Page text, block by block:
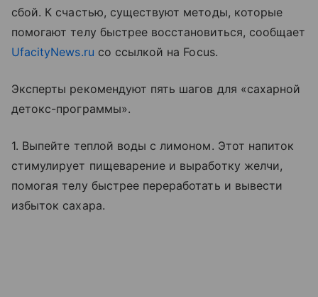
сбой. К счастью, существуют методы, которые
помогают телу быстрее восстановиться, сообщает
UfacityNews.ru со ссылкой на Focus.
Эксперты рекомендуют пять шагов для «сахарной
детокс-программы».
1. Выпейте теплой воды с лимоном. Этот напиток
стимулирует пищеварение и выработку желчи,
помогая телу быстрее переработать и вывести
избыток сахара.